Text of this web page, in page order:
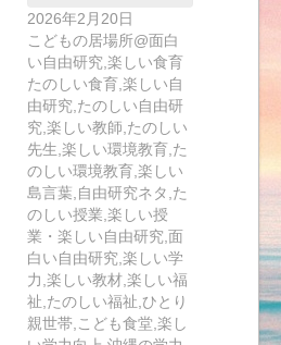
2026年2月20日
こどもの居場所@面白
い自由研究,楽しい食育
たのしい食育,楽しい自
由研究,たのしい自由研
究,楽しい教師,たのしい
先生,楽しい環境教育,た
のしい環境教育,楽しい
島言葉,自由研究ネタ,た
のしい授業,楽しい授
業・楽しい自由研究,面
白い自由研究,楽しい学
力,楽しい教材,楽しい福
祉,たのしい福祉,ひとり
親世帯,こども食堂,楽し